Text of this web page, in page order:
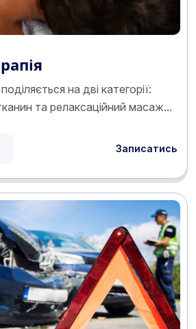
на дві категорії:
та релаксаційний масаж...
Записатись